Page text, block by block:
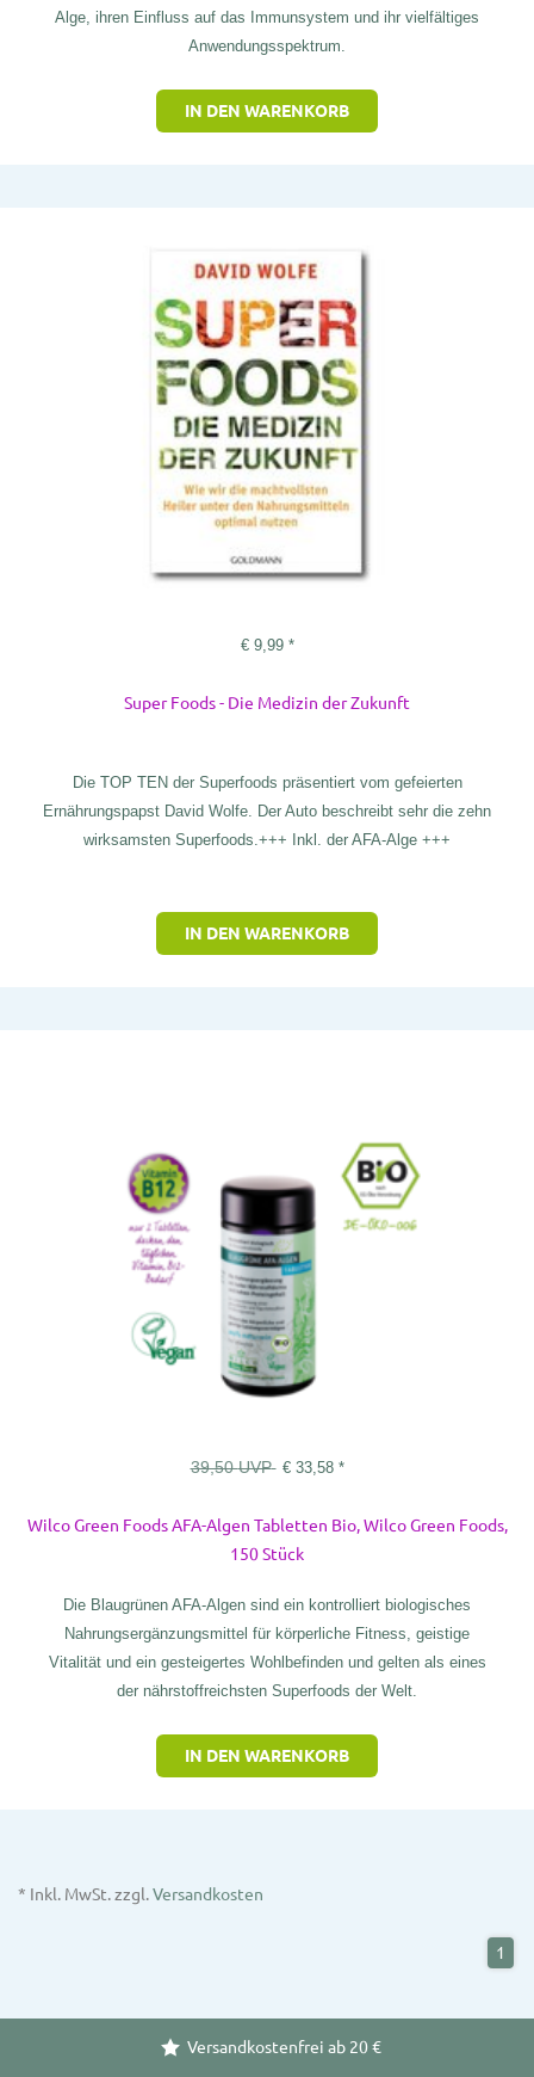
Alge, ihren Einfluss auf das Immunsystem und ihr vielfältiges
Anwendungsspektrum.
IN DEN WARENKORB
€9,99 *
Super Foods - Die Medizin der Zukunft
Die TOP TEN der Superfoods präsentiert vom gefeierten
Ernährungspapst David Wolfe. Der Auto beschreibt sehr die zehn
wirksamsten Superfoods.+++ Inkl. der AFA-Alge +++
IN DEN WARENKORB
39,50UVP €33,58 *
Wilco Green Foods AFA-Algen Tabletten Bio, Wilco Green Foods,
150 Stück
Die Blaugrünen AFA-Algen sind ein kontrolliert biologisches
Nahrungsergänzungsmittel für körperliche Fitness, geistige
Vitalität und ein gesteigertes Wohlbefinden und gelten als eines
der nährstoffreichsten Superfoods der Welt.
IN DEN WARENKORB
* Inkl. MwSt. zzgl.Versandkosten
1
Versandkostenfrei ab 20 €